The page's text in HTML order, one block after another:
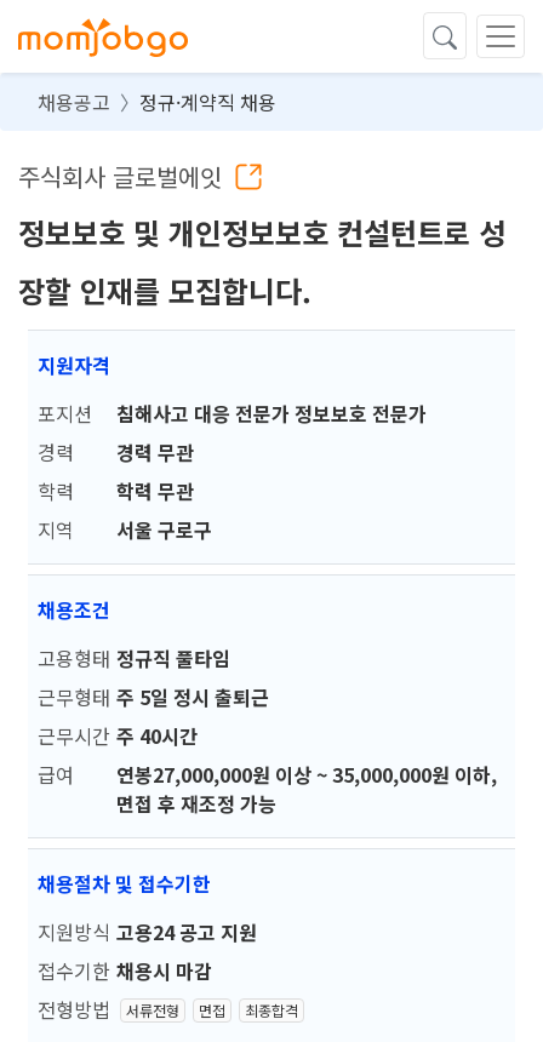
채용공고 정규·계약직 채용
주식회사 글로벌에잇
정보보호 및 개인정보보호 컨설턴트로 성
장할 인재를 모집합니다.
지원자격
포지션
침해사고 대응 전문가 정보보호 전문가
경력
경력 무관
학력
학력 무관
지역
서울 구로구
채용조건
고용형태 정규직 풀타임
근무형태 주 5일 정시 출퇴근
근무시간 주 40시간
급여
연봉27,000,000원 이상 ~ 35,000,000원 이하,
면접 후 재조정 가능
채용절차 및 접수기한
지원방식 고용24 공고 지원
접수기한 채용시 마감
전형방법
서류전형 면접 최종합격